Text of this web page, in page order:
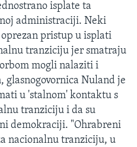
isplate ta
administraciji. Neki
pristup u isplati
tranziciju jer smatraju
mogli nalaziti i
Nuland je
u 'stalnom' kontaktu s
tranziciju i da su
demokraciji. "Ohrabreni
nacionalnu tranziciju, u